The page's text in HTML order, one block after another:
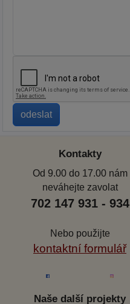
Kontakty
Od 9.00 do 17.00 nám
neváhejte zavolat
702 147 931 - 934
Nebo použijte
kontaktní formulář
Naše další projekty